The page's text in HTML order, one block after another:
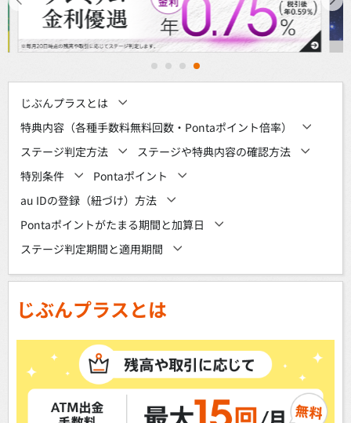
2 3 4
じぶんプラスとは
特典内容（各種手数料無料回数・Pontaポイント倍率）
ステージ判定方法
ステージや特典内容の確認方法
特別条件
Pontaポイント
au IDの登録（紐づけ）方法
Pontaポイントがたまる期間と加算日
ステージ判定期間と適用期間
じぶんプラスとは